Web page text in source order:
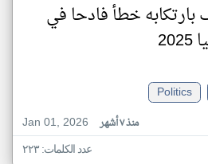
خطأ فادحا في
Politics
Jan 01, 2026
منذ ٧ أشهر
عدد الكلمات: ٢٢٣